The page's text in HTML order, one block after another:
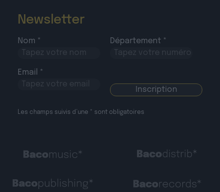
Newsletter
Nom * Département *
Email *
Les champs suivis d’une * sont obligatoires